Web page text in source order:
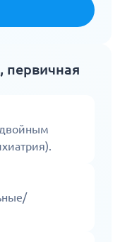
первичная
двойным